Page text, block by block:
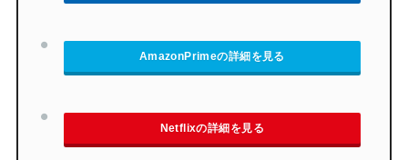
AmazonPrimeの詳細を見る
Netflixの詳細を見る